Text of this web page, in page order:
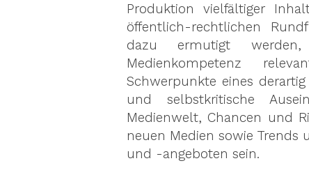
Produktion vielfältiger
öffentlich-rechtlichen
dazu ermutigt
Medienkompetenz
Schwerpunkte eines
und selbstkritische
Medienwelt, Chancen und
neuen Medien sowie
und -angeboten sein.